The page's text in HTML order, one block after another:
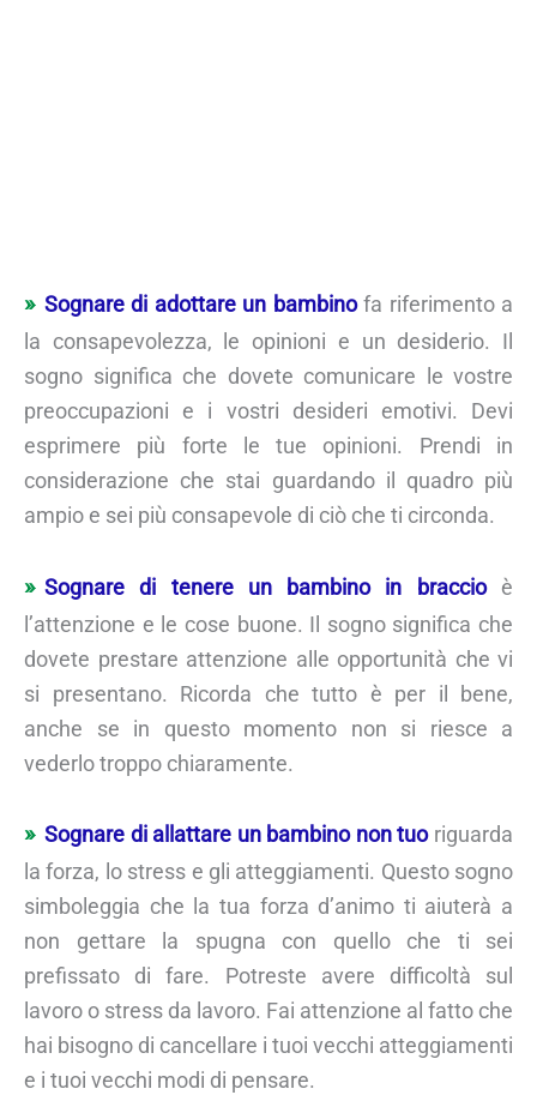
Sognare di adottare un bambinofa riferimento a
la consapevolezza, le opinioni e un desiderio. Il
sogno significa che dovete comunicare le vostre
preoccupazioni e i vostri desideri emotivi. Devi
esprimere più forte le tue opinioni. Prendi in
considerazione che stai guardando il quadro più
ampio e sei più consapevole di ciò che ti circonda.
Sognare di tenere un bambino in braccioè
l’attenzione e le cose buone. Il sogno significa che
dovete prestare attenzione alle opportunità che vi
si presentano. Ricorda che tutto è per il bene,
anche se in questo momento non si riesce a
vederlo troppo chiaramente.
Sognare di allattare un bambino non tuoriguarda
la forza, lo stress e gli atteggiamenti. Questo sogno
simboleggia che la tua forza d’animo ti aiuterà a
non gettare la spugna con quello che ti sei
prefissato di fare. Potreste avere difficoltà sul
lavoro o stress da lavoro. Fai attenzione al fatto che
hai bisogno di cancellare i tuoi vecchi atteggiamenti
e i tuoi vecchi modi di pensare.